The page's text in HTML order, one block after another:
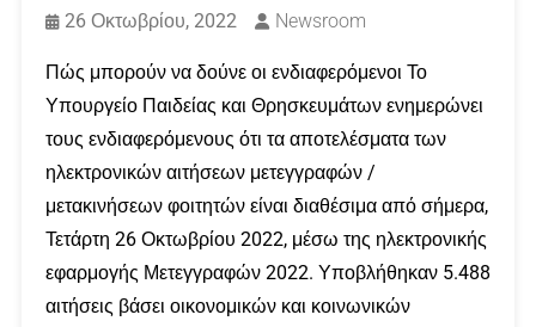
26 Οκτωβρίου, 2022
Newsroom
Πώς μπορούν να δούνε οι ενδιαφερόμενοι Το
Υπουργείο Παιδείας και Θρησκευμάτων ενημερώνει
τους ενδιαφερόμενους ότι τα αποτελέσματα των
ηλεκτρονικών αιτήσεων μετεγγραφών /
μετακινήσεων φοιτητών είναι διαθέσιμα από σήμερα,
Τετάρτη 26 Οκτωβρίου 2022, μέσω της ηλεκτρονικής
εφαρμογής Μετεγγραφών 2022. Υποβλήθηκαν 5.488
αιτήσεις βάσει οικονομικών και κοινωνικών